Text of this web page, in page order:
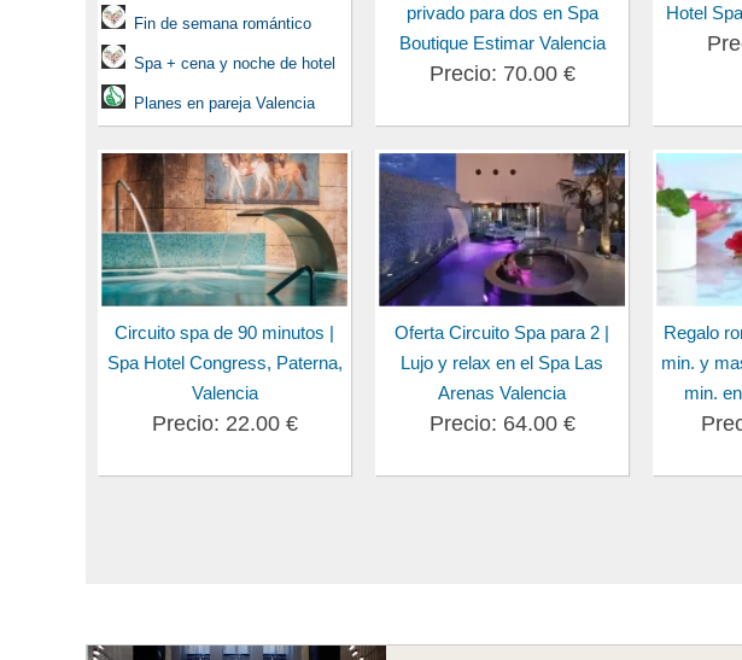
Fin de semana romántico
Spa + cena y noche de hotel
Planes en pareja Valencia
privado para dos en Spa
Boutique Estimar Valencia
Precio: 70.00 €
Hotel
Circuito spa de 90 minutos |
Spa Hotel Congress, Paterna,
Valencia
Precio: 22.00 €
Oferta Circuito Spa para 2 |
Lujo y relax en el Spa Las
Arenas Valencia
Precio: 64.00 €
Regalo
min. y
min.